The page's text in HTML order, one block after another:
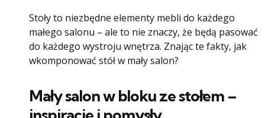
Stoły to niezbędne elementy mebli do każdego
małego salonu – ale to nie znaczy, że będą pasować
do każdego wystroju wnętrza. Znając te fakty, jak
wkomponować stół w mały salon?
Mały salon w bloku ze stołem –